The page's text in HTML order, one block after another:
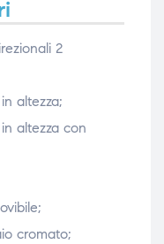
2
altezza;
altezza con
cromato;